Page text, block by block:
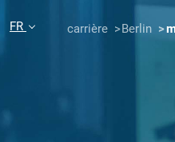
FR carrière Berlin